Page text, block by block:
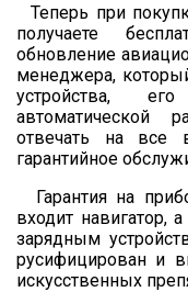
Теперь при
получаете
обновление
менеджера,
устройства,
автоматической
отвечать на все
гарантийное
Гарантия на
входит навигатор,
зарядным
русифицирован и
искусственных